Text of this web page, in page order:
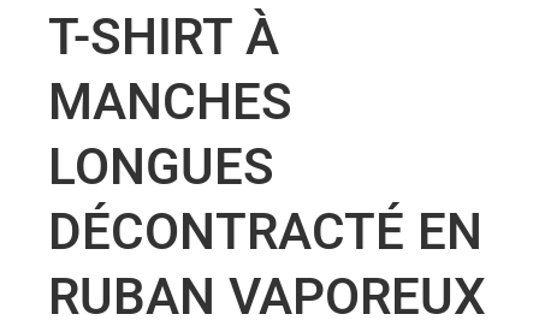
T-SHIRT À
MANCHES
LONGUES
DÉCONTRACTÉ EN
RUBAN VAPOREUX